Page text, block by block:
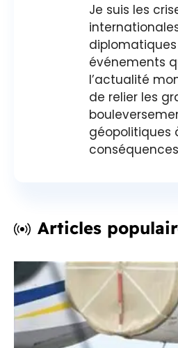
Je suis les
événements
l’actualité
de relier les
géopolitiques
Articles